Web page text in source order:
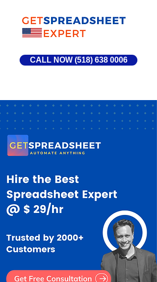
CALL NOW (518) 638 0006